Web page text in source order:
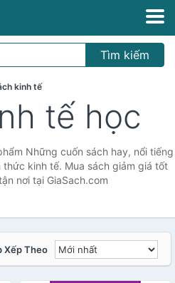
Tìm kiếm
kinh tế
tế học
Những cuốn sách hay, nổi tiếng
kinh tế. Mua sách giảm giá tốt
nơi tại GiaSach.com
Xếp Theo